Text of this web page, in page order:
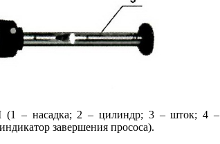
(1 – насадка; 2 – цилиндр; 3 – шток; 4 –
завершения прососа).